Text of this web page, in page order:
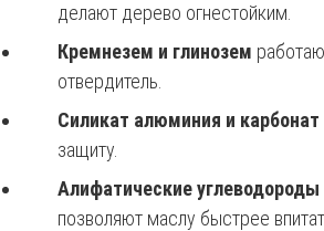
делают дерево огнестойким.
Кремнезем и глинозем
отвердитель.
Силикат алюминия и карбонат
защиту.
Алифатические
позволяют маслу быстрее